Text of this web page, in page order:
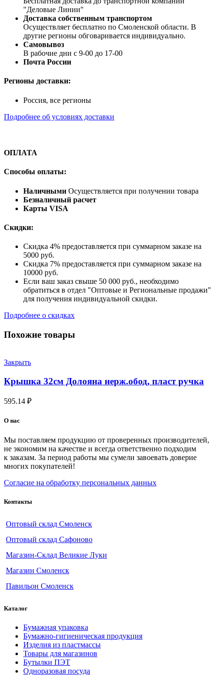
"Деловые Линии"
Доставка собственным транспортом
Осуществляет бесплатно по Смоленской области. В
другие регионы обговаривается индивидуально.
Самовывоз
В рабочие дни с 9-00 до 17-00
Почта России
Регионы доставки:
Россия, все регионы
Подробнее об условиях доставки
ОПЛАТА
Способы оплаты:
Наличными Осуществляется при получении товара
Безналичный расчет
Карты VISA
Скидки:
Скидка 4% предоставляется при суммарном заказе на
5000 руб.
Скидка 7% предоставляется при суммарном заказе на
10000 руб.
Если ваш заказ свыше 50 000 руб., необходимо
обратиться в отдел "Оптовые и Региональные продажи"
для получения индивидуальной скидки.
Подробнее о скидках
Похожие товары
Закрыть
Крышка 32см Долояна нерж.обод, пласт ручка
595.14 ₽
О нас
Мы поставляем продукцию от проверенных производителей,
не экономим на качестве и всегда ответственно подходим
к заказам. За период работы мы сумели завоевать доверие
многих покупателей!
Согласие на обработку персональных данных
Контакты
Оптовый склад Смоленск
Оптовый склад Сафоново
Магазин-Склад Великие Луки
Магазин Смоленск
Павильон Смоленск
Каталог
Бумажная упаковка
Бумажно-гигиеническая продукция
Изделия из пластмассы
Товары для магазинов
Бутылки ПЭТ
Одноразовая посуда